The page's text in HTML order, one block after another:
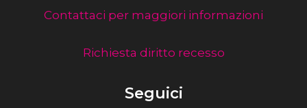
Contattaci per maggiori informazioni
Richiesta diritto recesso
Seguici